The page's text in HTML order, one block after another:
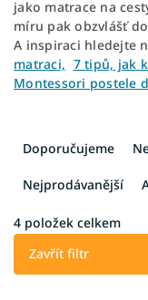
jako matrace na
míru pak obzvlášť
A inspiraci hledejte
matraci, 7 tipů, jak
Montessori postele
í
Doporučujeme
Nejprodávanější
4 položek celkem
Zavřít filtr